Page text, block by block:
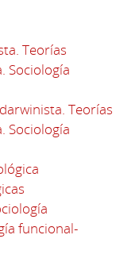
Teorías
Sociología
Teorías
Sociología
funcional-